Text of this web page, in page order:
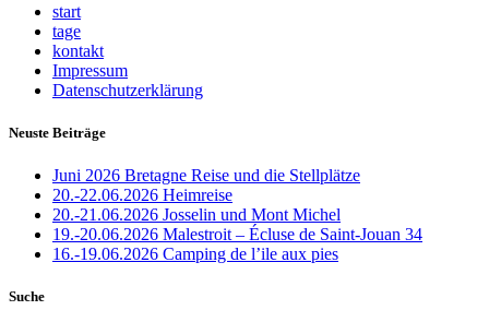
start
tage
kontakt
Impressum
Datenschutzerklärung
Neuste Beiträge
Juni 2026 Bretagne Reise und die Stellplätze
20.-22.06.2026 Heimreise
20.-21.06.2026 Josselin und Mont Michel
19.-20.06.2026 Malestroit – Écluse de Saint-Jouan 34
16.-19.06.2026 Camping de l’ile aux pies
Suche